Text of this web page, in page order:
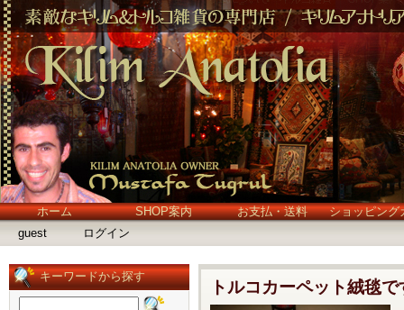
ホーム SHOP案内 お支払・送料
ショッピング
guest
ログイン
キーワードから探す
トルコカーペット絨毯で